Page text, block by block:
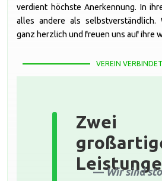
verdient höchste Anerkennung. In
alles andere als selbstverständlich.
ganz herzlich und freuen uns auf ihre
VEREIN VERBINDET
Zwei
Wir sind